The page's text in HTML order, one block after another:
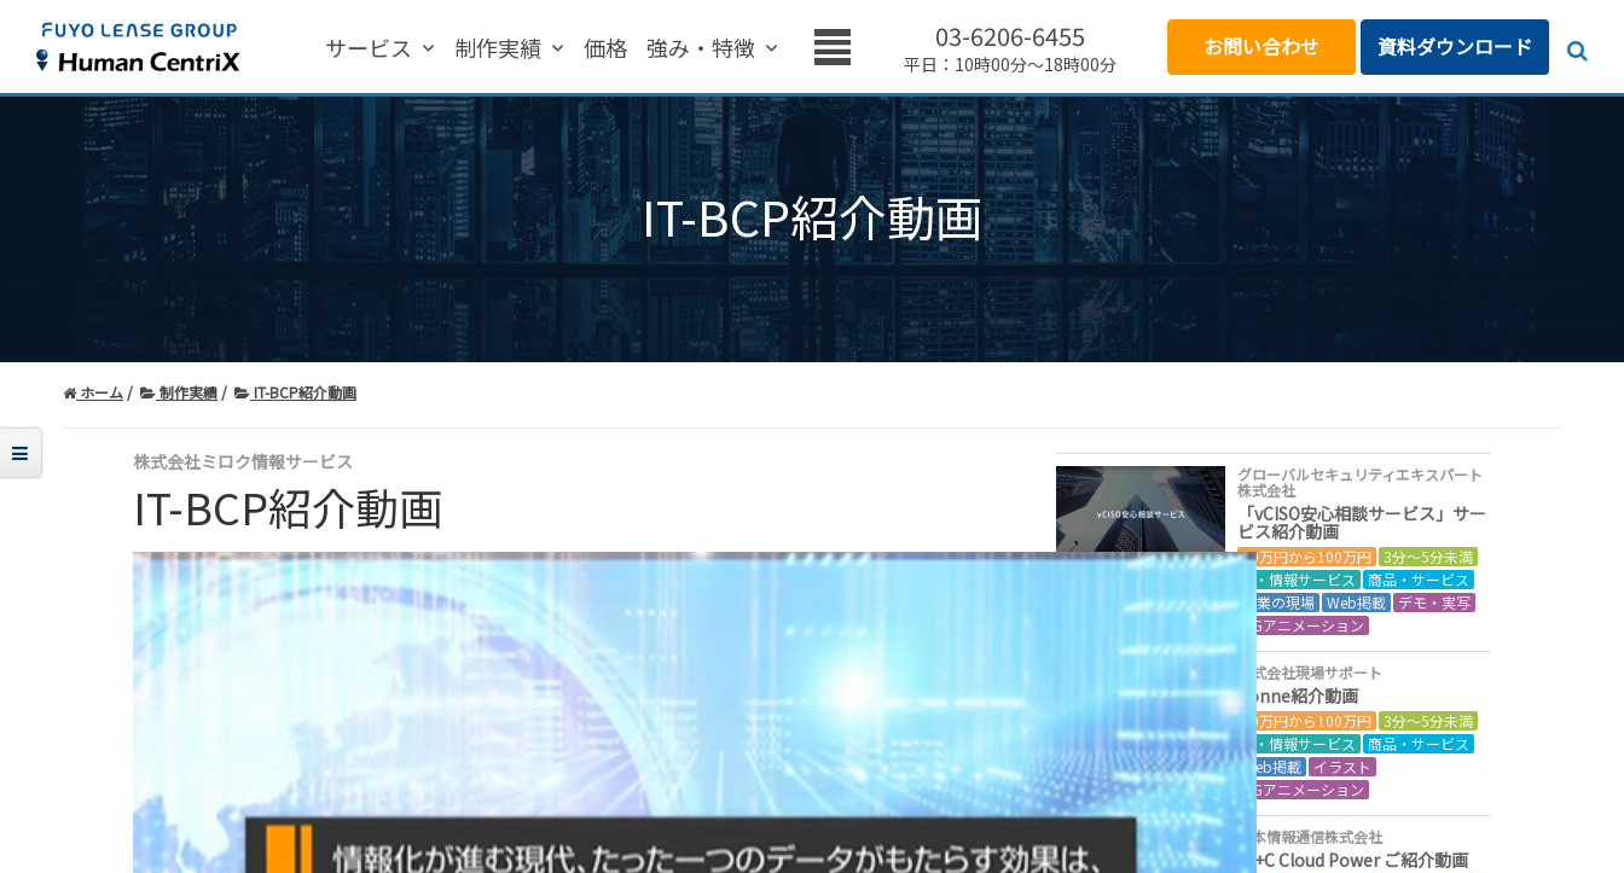
サービス 制作実績 価格 強み・特徴 03-6206-6455
平日：10時00分～18時00分
お問い合わせ 資料ダウンロード
IT-BCP紹介動画
ホーム 制作実績 IT-BCP紹介動画
株式会社ミロク情報サービス
IT-BCP紹介動画
グローバルセキュリティエキスパート
株式会社
「vCISO安心相談サービス」サー
ビス紹介動画
50万円から100万円
3分～5分未満
IT・情報サービス
商品・サービス
営業の現場 Web掲載
デモ・実写
CGアニメーション
株式会社現場サポート
Conne紹介動画
50万円から100万円
3分～5分未満
IT・情報サービス
商品・サービス
Web掲載
イラスト
CGアニメーション
日本情報通信株式会社
NI+C Cloud Power ご紹介動画